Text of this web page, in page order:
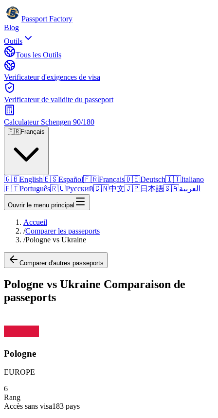
Passport Factory
Blog
Outils
Tous les Outils
Verificateur d'exigences de visa
Verificateur de validite du passeport
Calculateur Schengen 90/180
🇫🇷Français
🇬🇧English🇪🇸Español🇫🇷Français🇩🇪Deutsch🇮🇹Italiano
🇵🇹Português🇷🇺Русский🇨🇳中文🇯🇵日本語🇸🇦العربية
Ouvrir le menu principal
Accueil
/Comparer les passeports
/Pologne vs Ukraine
Comparer d'autres passeports
Pologne vs Ukraine Comparaison de
passeports
Pologne
EUROPE
6
Rang
Accès sans visa183 pays